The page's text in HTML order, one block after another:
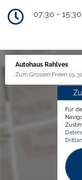
07:30 -
Autohaus Rahlves
Zum Grossen Freien 19,
Für